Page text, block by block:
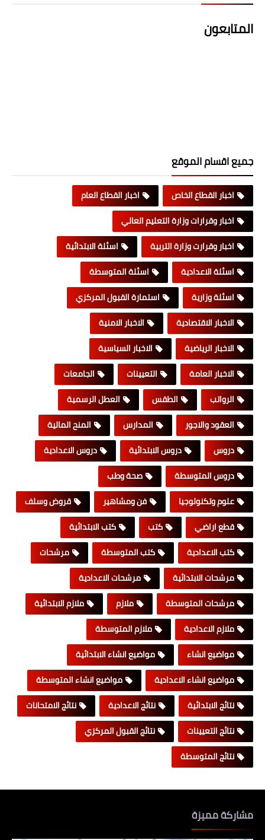
المتابعون
جميع اقسام الموقع
اخبار القطاع الخاص
اخبار القطاع العام
اخبار وقرارات وزارة التعليم العالي
اخبار وقرارت وزارة التربية
اسئلة الابتدائية
اسئلة الاعدادية
اسئلة المتوسطة
اسئلة وزارية
استمارة القبول المركزي
الاخبار الاقتصادية
الاخبار الامنية
الاخبار الرياضية
الاخبار السياسية
الاخبار العامة
التعيينات
الجامعات
الرواتب
الطقس
العطل الرسمية
العقود والاجور
المدارس
المنح المالية
دروس
دروس الابتدائية
دروس الاعدادية
دروس المتوسطة
صحة وطب
علوم وتكنولوجيا
فن ومشاهير
قروض وسلف
قطع اراضي
كتب
كتب الابتدائية
كتب الاعدادية
كتب المتوسطة
مرشحات
مرشحات الابتدائية
مرشحات الاعدادية
مرشحات المتوسطة
ملازم
ملازم الابتدائية
ملازم الاعدادية
ملازم المتوسطة
مواضيع انشاء
مواضيع انشاء الابتدائية
مواضيع انشاء الاعدادية
مواضيع انشاء المتوسطة
نتائج الابتدائية
نتائج الاعدادية
نتائج الامتحانات
نتائج التعيينات
نتائج القبول المركزي
نتائج المتوسطة
مشاركة مميزة